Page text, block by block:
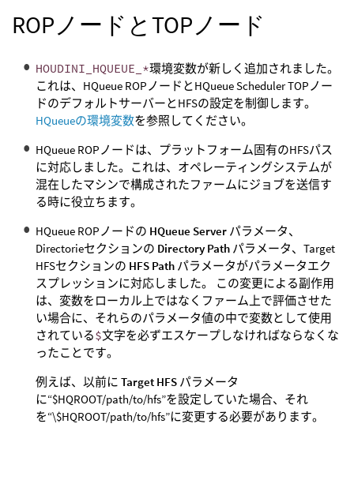
ROPノードとTOPノード
HOUDINI_HQUEUE_*環境変数が新しく追加されました。
これは、HQueue ROPノードとHQueue Scheduler TOPノー
ドのデフォルトサーバーとHFSの設定を制御します。
HQueueの環境変数を参照してください。
HQueue ROPノードは、プラットフォーム固有のHFSパス
に対応しました。これは、オペレーティングシステムが
混在したマシンで構成されたファームにジョブを送信す
る時に役立ちます。
HQueue ROPノードの HQueue Server パラメータ、
Directorieセクションの Directory Path パラメータ、Target
HFSセクションの HFS Path パラメータがパラメータエク
スプレッションに対応しました。 この変更による副作用
は、変数をローカル上ではなくファーム上で評価させた
い場合に、それらのパラメータ値の中で変数として使用
されている$文字を必ずエスケープしなければならなくな
ったことです。
例えば、以前に Target HFS パラメータ
に“$HQROOT/path/to/hfs”を設定していた場合、それ
を“\$HQROOT/path/to/hfs”に変更する必要があります。